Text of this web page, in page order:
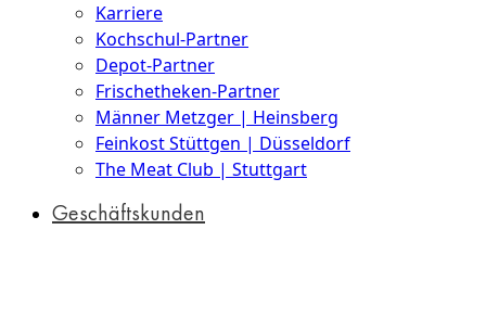
Karriere
Kochschul-Partner
Depot-Partner
Frischetheken-Partner
Männer Metzger | Heinsberg
Feinkost Stüttgen | Düsseldorf
The Meat Club | Stuttgart
Geschäftskunden